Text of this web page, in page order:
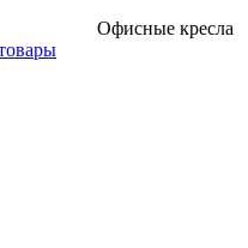
Офисные кресла